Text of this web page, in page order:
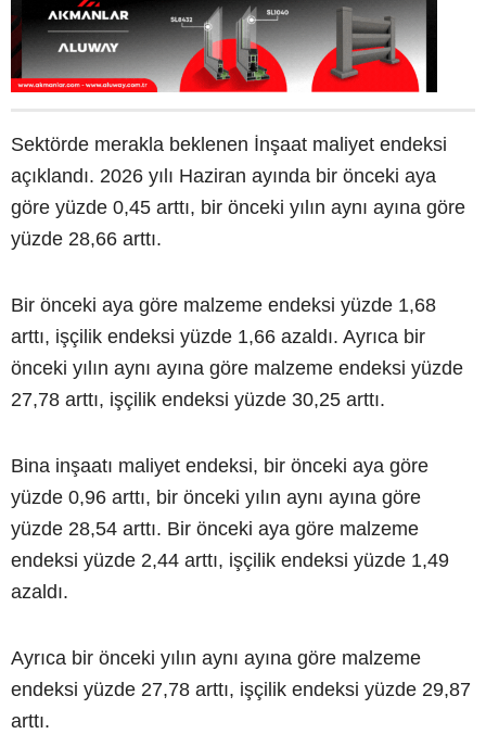
Sektörde merakla beklenen İnşaat maliyet endeksi
açıklandı. 2026 yılı Haziran ayında bir önceki aya
göre yüzde 0,45 arttı, bir önceki yılın aynı ayına göre
yüzde 28,66 arttı.
Bir önceki aya göre malzeme endeksi yüzde 1,68
arttı, işçilik endeksi yüzde 1,66 azaldı. Ayrıca bir
önceki yılın aynı ayına göre malzeme endeksi yüzde
27,78 arttı, işçilik endeksi yüzde 30,25 arttı.
Bina inşaatı maliyet endeksi, bir önceki aya göre
yüzde 0,96 arttı, bir önceki yılın aynı ayına göre
yüzde 28,54 arttı. Bir önceki aya göre malzeme
endeksi yüzde 2,44 arttı, işçilik endeksi yüzde 1,49
azaldı.
Ayrıca bir önceki yılın aynı ayına göre malzeme
endeksi yüzde 27,78 arttı, işçilik endeksi yüzde 29,87
arttı.